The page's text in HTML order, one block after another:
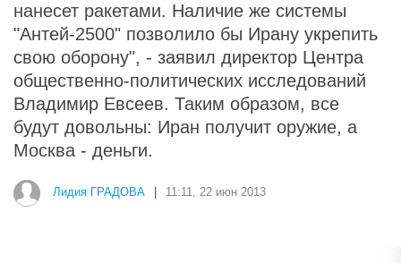
нанесет ракетами. Наличие же системы
"Антей-2500" позволило бы Ирану укрепить
свою оборону", - заявил директор Центра
общественно-политических исследований
Владимир Евсеев. Таким образом, все
будут довольны: Иран получит оружие, а
Москва - деньги.
Лидия ГРАДОВА 11:11, 22 июн 2013